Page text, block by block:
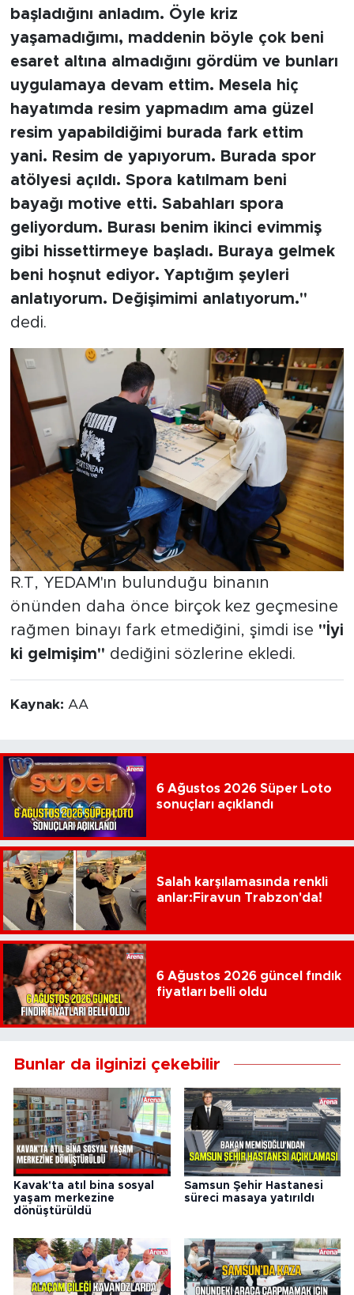
başladığını anladım. Öyle kriz
yaşamadığımı, maddenin böyle çok beni
esaret altına almadığını gördüm ve bunları
uygulamaya devam ettim. Mesela hiç
hayatımda resim yapmadım ama güzel
resim yapabildiğimi burada fark ettim
yani. Resim de yapıyorum. Burada spor
atölyesi açıldı. Spora katılmam beni
bayağı motive etti. Sabahları spora
geliyordum. Burası benim ikinci evimmiş
gibi hissettirmeye başladı. Buraya gelmek
beni hoşnut ediyor. Yaptığım şeyleri
anlatıyorum. Değişimimi anlatıyorum."
dedi.
R.T, YEDAM'ın bulunduğu binanın
önünden daha önce birçok kez geçmesine
rağmen binayı fark etmediğini, şimdi ise "İyi
ki gelmişim" dediğini sözlerine ekledi.
Kaynak: AA
6 Ağustos 2026 Süper Loto
sonuçları açıklandı
Salah karşılamasında renkli
anlar:Firavun Trabzon'da!
6 Ağustos 2026 güncel fındık
fiyatları belli oldu
Bunlar da ilginizi çekebilir
Kavak'ta atıl bina sosyal
yaşam merkezine
dönüştürüldü
Samsun Şehir Hastanesi
süreci masaya yatırıldı